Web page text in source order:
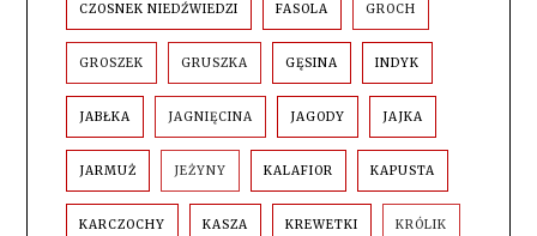
CZOSNEK NIEDŹWIEDZI FASOLA GROCH
GROSZEK GRUSZKA GĘSINA INDYK
JABŁKA JAGNIĘCINA JAGODY JAJKA
JARMUŻ JEŻYNY KALAFIOR KAPUSTA
KARCZOCHY KASZA KREWETKI KRÓLIK